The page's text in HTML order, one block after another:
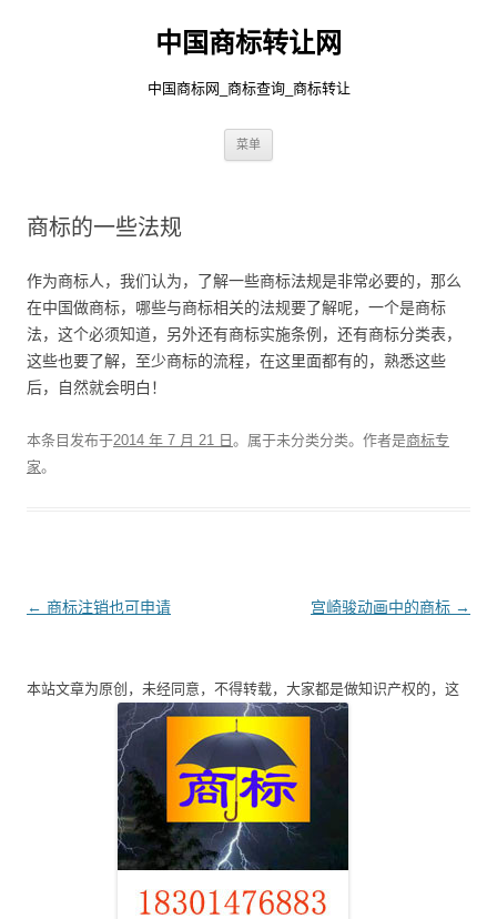
中国商标转让网
中国商标网_商标查询_商标转让
菜单
商标的一些法规
作为商标人，我们认为，了解一些商标法规是非常必要的，那么
在中国做商标，哪些与商标相关的法规要了解呢，一个是商标
法，这个必须知道，另外还有商标实施条例，还有商标分类表，
这些也要了解，至少商标的流程，在这里面都有的，熟悉这些
后，自然就会明白！
本条目发布于2014 年 7 月 21 日 。属于未分类分类。 作者是商标专
家。
文
航
← 商标注销也可申请 宫崎骏动画中的商标 →
本站文章为原创，未经同意，不得转载，大家都是做知识产权的，这